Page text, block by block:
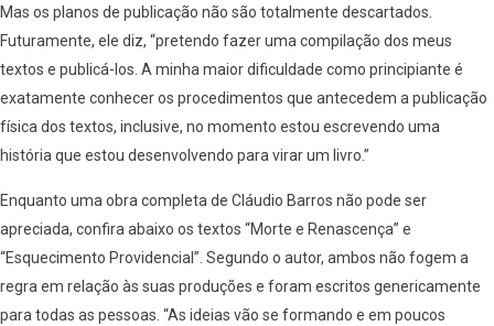
Mas os planos de publicação não são totalmente descartados.
Futuramente, ele diz, “pretendo fazer uma compilação dos meus
textos e publicá-los. A minha maior dificuldade como principiante é
exatamente conhecer os procedimentos que antecedem a publicação
física dos textos, inclusive, no momento estou escrevendo uma
história que estou desenvolvendo para virar um livro.”
Enquanto uma obra completa de Cláudio Barros não pode ser
apreciada, confira abaixo os textos “Morte e Renascença” e
“Esquecimento Providencial”. Segundo o autor, ambos não fogem a
regra em relação às suas produções e foram escritos genericamente
para todas as pessoas. “As ideias vão se formando e em poucos